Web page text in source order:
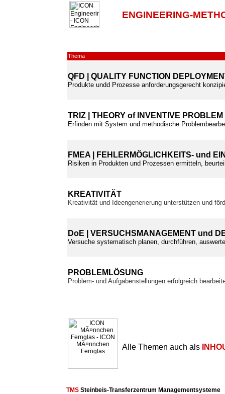
ENGINEERING-
Thema
QFD | QUALITY FUNCTION
Produkte undd Prozesse anforderungsgerecht
TRIZ | THEORY of INVENTIVE PROBLEM
Erfinden mit System und methodische
FMEA | FEHLERMÖGLICHKEITS- und
Risiken in Produkten und Prozessen ermitteln,
KREATIVITÄT
Kreativität und Ideengenerierung unterstützen und
DoE | VERSUCHSMANAGEMENT und
Versuche systematisch planen, durchführen,
PROBLEMLÖSUNG
Problem- und Aufgabenstellungen erfolgreich
Alle Themen auch als
TMS Steinbeis-Transferzentrum Managementsysteme